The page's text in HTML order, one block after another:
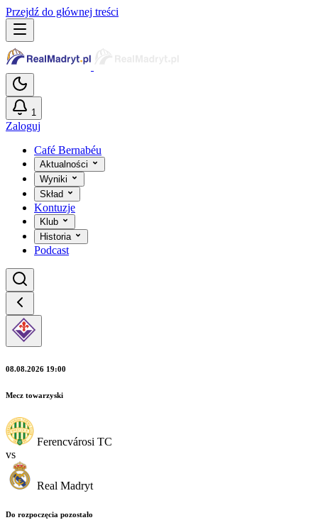
Przejdź do głównej treści
1
Zaloguj
Café Bernabéu
Aktualności
Wyniki
Skład
Kontuzje
Klub
Historia
Podcast
08.08.2026 19:00
Mecz towarzyski
Ferencvárosi TC
vs
Real Madryt
Do rozpoczęcia pozostało